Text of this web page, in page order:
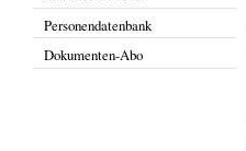
Personendatenbank
Dokumenten-Abo